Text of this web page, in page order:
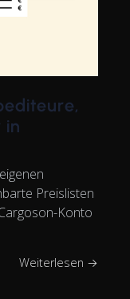
in
Preislisten
Konto
Weiterlesen →